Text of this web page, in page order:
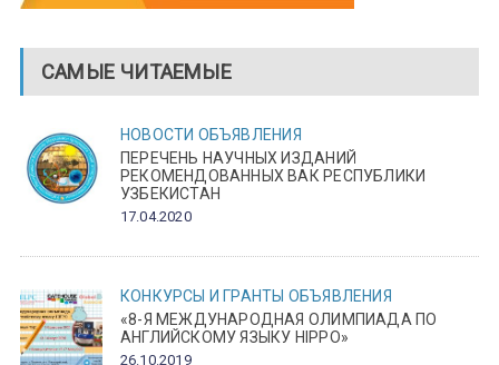
САМЫЕ ЧИТАЕМЫЕ
НОВОСТИ ОБЪЯВЛЕНИЯ
ПЕРЕЧЕНЬ НАУЧНЫХ ИЗДАНИЙ
РЕКОМЕНДОВАННЫХ ВАК РЕСПУБЛИКИ
УЗБЕКИСТАН
17.04.2020
КОНКУРСЫ И ГРАНТЫ ОБЪЯВЛЕНИЯ
«8-Я МЕЖДУНАРОДНАЯ ОЛИМПИАДА ПО
АНГЛИЙСКОМУ ЯЗЫКУ HIPPO»
26.10.2019